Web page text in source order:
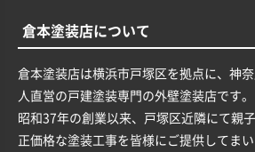
倉本塗装店について
倉本塗装店は横浜市戸塚区を拠点に、神
人直営の戸建塗装専門の外壁塗装店です。
昭和37年の創業以来、戸塚区近隣にて親
正価格な塗装工事を皆様にご提供してまい